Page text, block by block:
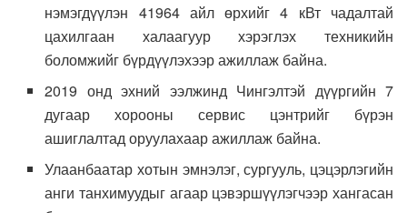
нэмэгдүүлэн 41964 айл өрхийг 4 кВт чадалтай
цахилгаан халаагуур хэрэглэх техникийн
боломжийг бүрдүүлэхээр ажиллаж байна.
2019 онд эхний ээлжинд Чингэлтэй дүүргийн 7
дугаар хорооны сервис цэнтрийг бүрэн
ашиглалтад оруулахаар ажиллаж байна.
Улаанбаатар хотын эмнэлэг, сургууль, цэцэрлэгийн
анги танхимуудыг агаар цэвэршүүлэгчээр хангасан